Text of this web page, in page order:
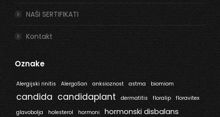
NAŠI SERTIFIKATI
Kontakt
Oznake
Alergijski rinitis AlergoSan anksioznost astma biomiom
candida candidaplant dermatitis floralip
floravitex
glavobolja
holesterol hormoni hormonski disbalans